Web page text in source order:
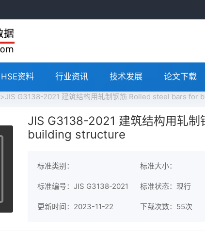
HSE资料 行业资讯 技术发展 论文下载
>JIS G3138-2021 建筑结构用轧制钢筋 Rolled steel bars for
JIS G3138-2021 建筑结构用轧
building structure
标准类别： 标准大小：
标准编号：JIS G3138-2021 标准状态：现行
更新时间：2023-11-22 下载次数： 55次